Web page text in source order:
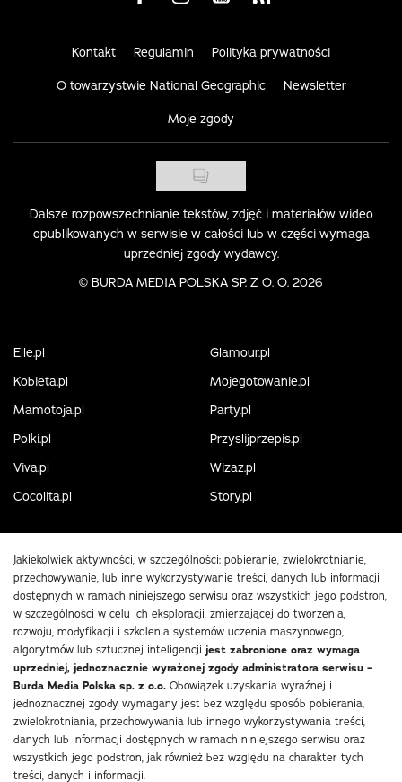
Kontakt Regulamin Polityka prywatności
O towarzystwie National Geographic Newsletter
Moje zgody
Dalsze rozpowszechnianie tekstów, zdjęć i materiałów wideo
opublikowanych w serwisie w całości lub w części wymaga
uprzedniej zgody wydawcy.
© BURDA MEDIA POLSKA SP. Z O. O. 2026
Elle.pl
Glamour.pl
Kobieta.pl
Mojegotowanie.pl
Mamotoja.pl
Party.pl
Polki.pl
Przyslijprzepis.pl
Viva.pl
Wizaz.pl
Cocolita.pl
Story.pl
Jakiekolwiek aktywności, w szczególności: pobieranie, zwielokrotnianie,
przechowywanie, lub inne wykorzystywanie treści, danych lub informacji
dostępnych w ramach niniejszego serwisu oraz wszystkich jego podstron,
w szczególności w celu ich eksploracji, zmierzającej do tworzenia,
rozwoju, modyfikacji i szkolenia systemów uczenia maszynowego,
algorytmów lub sztucznej inteligencji jest zabronione oraz wymaga
uprzedniej, jednoznacznie wyrażonej zgody administratora serwisu –
Burda Media Polska sp. z o.o. Obowiązek uzyskania wyraźnej i
jednoznacznej zgody wymagany jest bez względu sposób pobierania,
zwielokrotniania, przechowywania lub innego wykorzystywania treści,
danych lub informacji dostępnych w ramach niniejszego serwisu oraz
wszystkich jego podstron, jak również bez względu na charakter tych
treści, danych i informacji.